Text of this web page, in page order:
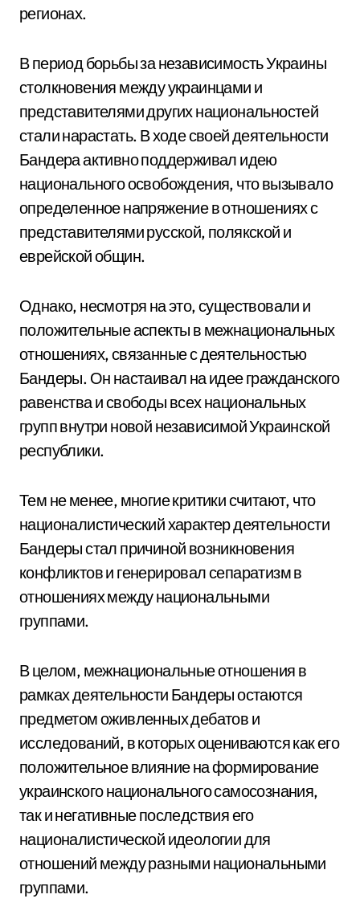
регионах.
В период борьбы за независимость Украины
столкновения между украинцами и
представителями других национальностей
стали нарастать. В ходе своей деятельности
Бандера активно поддерживал идею
национального освобождения, что вызывало
определенное напряжение в отношениях с
представителями русской, полякской и
еврейской общин.
Однако, несмотря на это, существовали и
положительные аспекты в межнациональных
отношениях, связанные с деятельностью
Бандеры. Он настаивал на идее гражданского
равенства и свободы всех национальных
групп внутри новой независимой Украинской
республики.
Тем не менее, многие критики считают, что
националистический характер деятельности
Бандеры стал причиной возникновения
конфликтов и генерировал сепаратизм в
отношениях между национальными
группами.
В целом, межнациональные отношения в
рамках деятельности Бандеры остаются
предметом оживленных дебатов и
исследований, в которых оцениваются как его
положительное влияние на формирование
украинского национального самосознания,
так и негативные последствия его
националистической идеологии для
отношений между разными национальными
группами.